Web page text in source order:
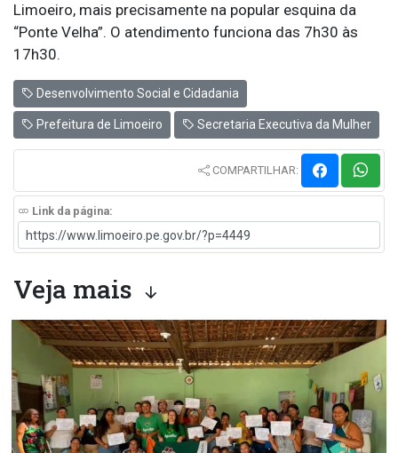
Limoeiro, mais precisamente na popular esquina da
“Ponte Velha”. O atendimento funciona das 7h30 às
17h30.
Desenvolvimento Social e Cidadania
Prefeitura de Limoeiro Secretaria Executiva da Mulher
COMPARTILHAR:
Link da página:
Veja mais